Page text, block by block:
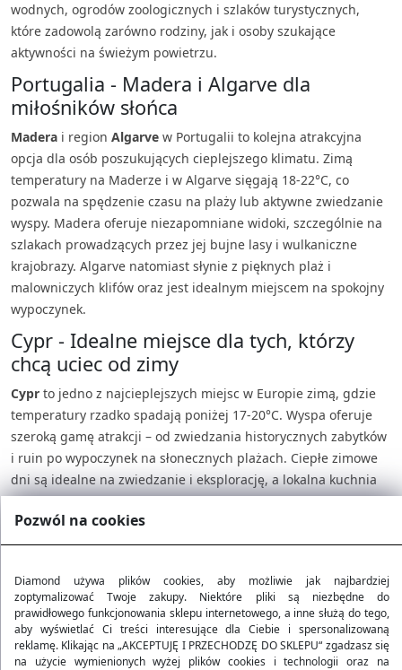
wodnych, ogrodów zoologicznych i szlaków turystycznych,
które zadowolą zarówno rodziny, jak i osoby szukające
aktywności na świeżym powietrzu.
Portugalia - Madera i Algarve dla
miłośników słońca
Madera i region Algarve w Portugalii to kolejna atrakcyjna
opcja dla osób poszukujących cieplejszego klimatu. Zimą
temperatury na Maderze i w Algarve sięgają 18-22°C, co
pozwala na spędzenie czasu na plaży lub aktywne zwiedzanie
wyspy. Madera oferuje niezapomniane widoki, szczególnie na
szlakach prowadzących przez jej bujne lasy i wulkaniczne
krajobrazy. Algarve natomiast słynie z pięknych plaż i
malowniczych klifów oraz jest idealnym miejscem na spokojny
wypoczynek.
Cypr - Idealne miejsce dla tych, którzy
chcą uciec od zimy
Cypr to jedno z najcieplejszych miejsc w Europie zimą, gdzie
temperatury rzadko spadają poniżej 17-20°C. Wyspa oferuje
szeroką gamę atrakcji – od zwiedzania historycznych zabytków
i ruin po wypoczynek na słonecznych plażach. Ciepłe zimowe
dni są idealne na zwiedzanie i eksplorację, a lokalna kuchnia
oraz kultura Cypru wprowadzą Cię w wakacyjny klimat.
Pozwól na cookies
Diamond używa plików cookies, aby możliwie jak najbardziej
zoptymalizować Twoje zakupy. Niektóre pliki są niezbędne do
prawidłowego funkcjonowania sklepu internetowego, a inne służą do tego,
aby wyświetlać Ci treści interesujące dla Ciebie i spersonalizowaną
reklamę. Klikając na „AKCEPTUJĘ I PRZECHODZĘ DO SKLEPU“ zgadzasz się
na użycie wymienionych wyżej plików cookies i technologii oraz na